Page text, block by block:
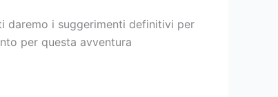
daremo i suggerimenti definitivi per
per questa avventura